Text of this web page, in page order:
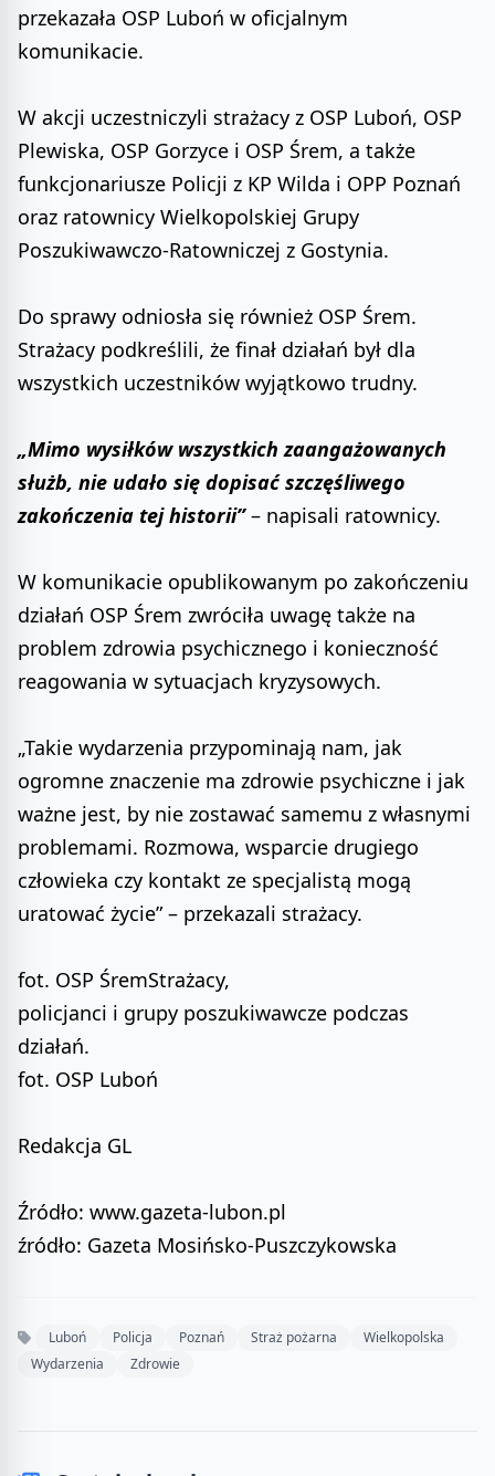
przekazała OSP Luboń w oficjalnym
komunikacie.
W akcji uczestniczyli strażacy z OSP Luboń, OSP
Plewiska, OSP Gorzyce i OSP Śrem, a także
funkcjonariusze Policji z KP Wilda i OPP Poznań
oraz ratownicy Wielkopolskiej Grupy
Poszukiwawczo-Ratowniczej z Gostynia.
Do sprawy odniosła się również OSP Śrem.
Strażacy podkreślili, że finał działań był dla
wszystkich uczestników wyjątkowo trudny.
„Mimo wysiłków wszystkich zaangażowanych
służb, nie udało się dopisać szczęśliwego
zakończenia tej historii”– napisali ratownicy.
W komunikacie opublikowanym po zakończeniu
działań OSP Śrem zwróciła uwagę także na
problem zdrowia psychicznego i konieczność
reagowania w sytuacjach kryzysowych.
„Takie wydarzenia przypominają nam, jak
ogromne znaczenie ma zdrowie psychiczne i jak
ważne jest, by nie zostawać samemu z własnymi
problemami. Rozmowa, wsparcie drugiego
człowieka czy kontakt ze specjalistą mogą
uratować życie” – przekazali strażacy.
fot. OSP ŚremStrażacy,
policjanci i grupy poszukiwawcze podczas
działań.
fot. OSP Luboń
Redakcja GL
Źródło: www.gazeta-lubon.pl
źródło: Gazeta Mosińsko-Puszczykowska
Luboń Policja Poznań Straż pożarna
Wielkopolska
Wydarzenia
Zdrowie